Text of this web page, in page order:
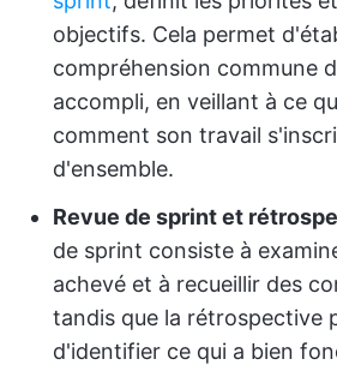
objectifs. Cela permet
compréhension commune
accompli, en veillant à ce
comment son travail
d'ensemble.
Revue de sprint et
de sprint consiste à
achevé et à recueillir des
tandis que la rétrospective
d'identifier ce qui a bien